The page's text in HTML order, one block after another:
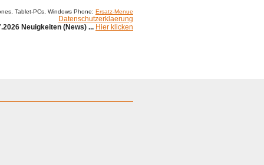
Tablet-PCs, Windows Phone: Ersatz-Menue
Datenschutzerklaerung
Neuigkeiten (News) ... Hier klicken